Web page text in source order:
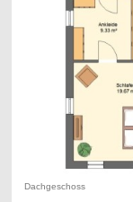
Dachgeschoss